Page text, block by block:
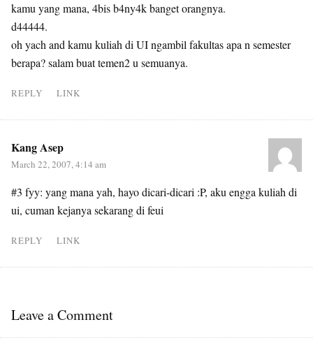
kamu yang mana, 4bis b4ny4k banget orangnya.
d44444.
oh yach and kamu kuliah di UI ngambil fakultas apa n semester
berapa? salam buat temen2 u semuanya.
REPLY LINK
Kang Asep
March 22, 2007, 4:14 am
#3 fyy: yang mana yah, hayo dicari-dicari :P, aku engga kuliah di
ui, cuman kejanya sekarang di feui
REPLY LINK
Leave a Comment